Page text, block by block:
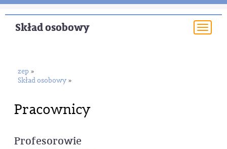
Skład osobowy
zep »
Skład osobowy »
Pracownicy
Profesorowie